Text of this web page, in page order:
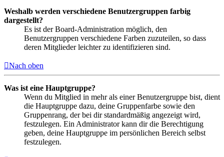
Weshalb werden verschiedene Benutzergruppen farbig
dargestellt?
Es ist der Board-Administration möglich, den
Benutzergruppen verschiedene Farben zuzuteilen, so dass
deren Mitglieder leichter zu identifizieren sind.
Nach oben
Was ist eine Hauptgruppe?
Wenn du Mitglied in mehr als einer Benutzergruppe bist, dient
die Hauptgruppe dazu, deine Gruppenfarbe sowie den
Gruppenrang, der bei dir standardmäßig angezeigt wird,
festzulegen. Ein Administrator kann dir die Berechtigung
geben, deine Hauptgruppe im persönlichen Bereich selbst
festzulegen.